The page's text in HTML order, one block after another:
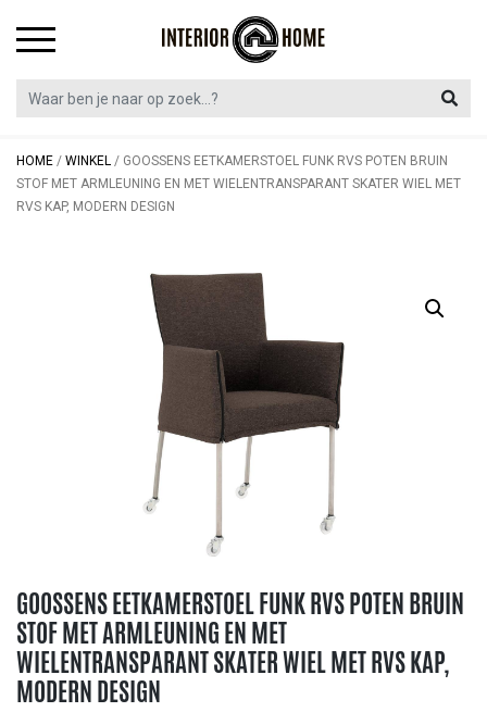
HOME / WINKEL / GOOSSENS EETKAMERSTOEL FUNK RVS POTEN BRUIN
STOF MET ARMLEUNING EN MET WIELENTRANSPARANT SKATER WIEL MET
RVS KAP, MODERN DESIGN
GOOSSENS EETKAMERSTOEL FUNK RVS POTEN BRUIN
STOF MET ARMLEUNING EN MET
WIELENTRANSPARANT SKATER WIEL MET RVS KAP,
MODERN DESIGN